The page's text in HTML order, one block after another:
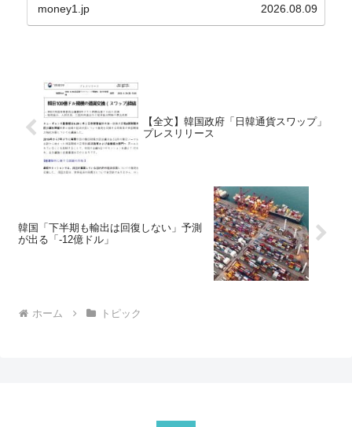
の経常収支です。2026年06月貿易収支：4...
money1.jp 2026.08.09
【全文】韓国政府「日韓通貨スワップ」
プレスリリース
韓国「下半期も輸出は回復しない」予測
が出る「-12億ドル」
ホーム トピック